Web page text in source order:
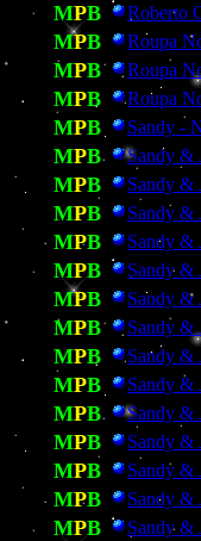
MPB Roberto
MPB Roupa
MPB Roupa
MPB Roupa
MPB Sandy -
MPB Sandy &
MPB Sandy &
MPB Sandy &
MPB Sandy &
MPB Sandy &
MPB Sandy &
MPB Sandy &
MPB Sandy &
MPB Sandy &
MPB Sandy &
MPB Sandy &
MPB Sandy &
MPB Sandy &
MPB Sandy &